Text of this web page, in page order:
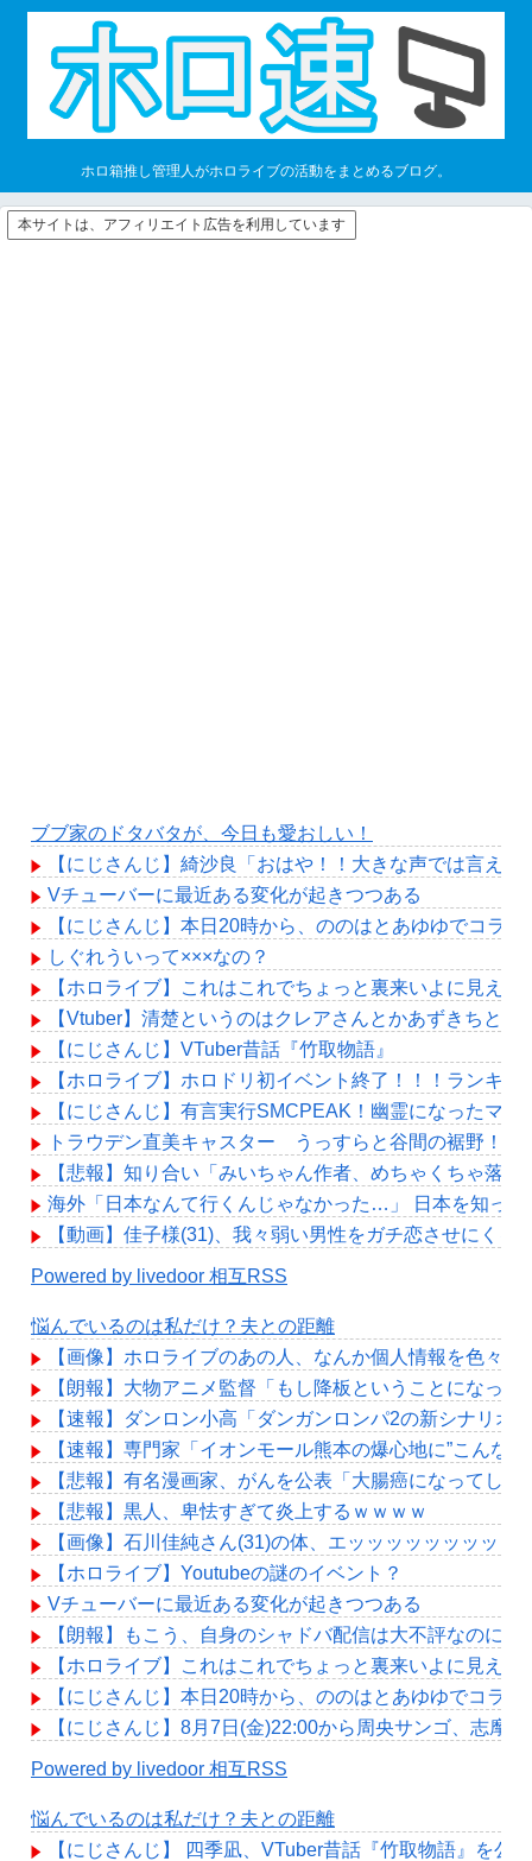
ホロ箱推し管理人がホロライブの活動をまとめるブログ。
本サイトは、アフィリエイト広告を利用しています
ブブ家のドタバタが、今日も愛おしい！
【にじさんじ】綺沙良「おはや！！大きな声では言え
Vチューバーに最近ある変化が起きつつある
【にじさんじ】本日20時から、ののはとあゆゆでコラボ
しぐれういって×××なの？
【ホロライブ】これはこれでちょっと裏来いよに見える
【Vtuber】清楚というのはクレアさんとかあずきちと
【にじさんじ】VTuber昔話『竹取物語』
【ホロライブ】ホロドリ初イベント終了！！！ランキ
【にじさんじ】有言実行SMCPEAK！幽霊になったマジ
トラウデン直美キャスター うっすらと谷間の裾野！！
【悲報】知り合い「みいちゃん作者、めちゃくちゃ落
海外「日本なんて行くんじゃなかった…」 日本を知っ
【動画】佳子様(31)、我々弱い男性をガチ恋させにく
Powered by livedoor 相互RSS
悩んでいるのは私だけ？夫との距離
【画像】ホロライブのあの人、なんか個人情報を色々
【朗報】大物アニメ監督「もし降板ということになっ
【速報】ダンロン小高「ダンガンロンパ2の新シナリオ
【速報】専門家「イオンモール熊本の爆心地に”こんな
【悲報】有名漫画家、がんを公表「大腸癌になってし
【悲報】黒人、卑怯すぎて炎上するｗｗｗｗ
【画像】石川佳純さん(31)の体、エッッッッッッッッッ
【ホロライブ】Youtubeの謎のイベント？
Vチューバーに最近ある変化が起きつつある
【朗報】もこう、自身のシャドバ配信は大不評なのに
【ホロライブ】これはこれでちょっと裏来いよに見える
【にじさんじ】本日20時から、ののはとあゆゆでコラボ
【にじさんじ】8月7日(金)22:00から周央サンゴ、志摩
Powered by livedoor 相互RSS
悩んでいるのは私だけ？夫との距離
【にじさんじ】 四季凪、VTuber昔話『竹取物語』を